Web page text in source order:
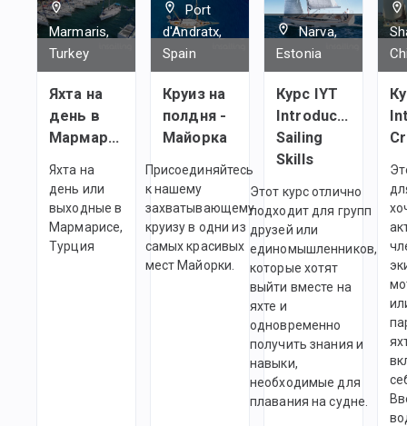
Marmaris,
Turkey
Яхта на
день в
Мармарисе
Яхта на
день или
выходные в
Мармарисе,
Турция
Port
d'Andratx,
Spain
Круиз на
полдня -
Майорка
Присоединяйтесь
к нашему
захватывающему
круизу в одни из
самых красивых
мест Майорки.
Narva,
Estonia
Курс IYT
Introductory
Sailing
Skills
Этот курс отлично
подходит для групп
друзей или
единомышленников,
которые хотят
выйти вместе на
яхте и
одновременно
получить знания и
навыки,
необходимые для
плавания на судне.